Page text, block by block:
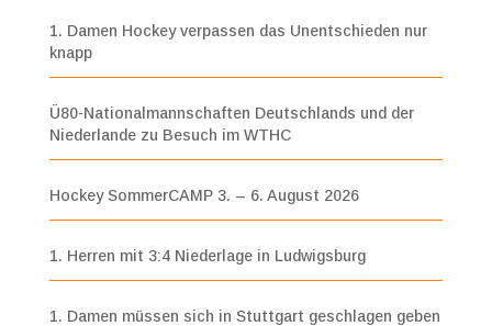
1. Damen Hockey verpassen das Unentschieden nur
knapp
Ü80-Nationalmannschaften Deutschlands und der
Niederlande zu Besuch im WTHC
Hockey SommerCAMP 3. – 6. August 2026
1. Herren mit 3:4 Niederlage in Ludwigsburg
1. Damen müssen sich in Stuttgart geschlagen geben